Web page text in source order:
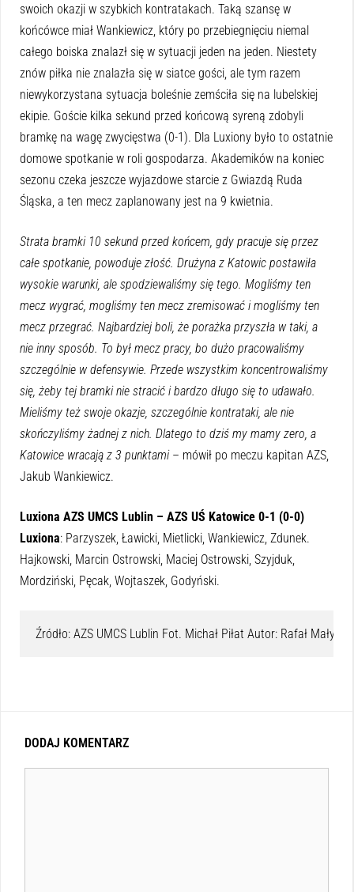
swoich okazji w szybkich kontratakach. Taką szansę w
końcówce miał Wankiewicz, który po przebiegnięciu niemal
całego boiska znalazł się w sytuacji jeden na jeden. Niestety
znów piłka nie znalazła się w siatce gości, ale tym razem
niewykorzystana sytuacja boleśnie zemściła się na lubelskiej
ekipie. Goście kilka sekund przed końcową syreną zdobyli
bramkę na wagę zwycięstwa (0-1). Dla Luxiony było to ostatnie
domowe spotkanie w roli gospodarza. Akademików na koniec
sezonu czeka jeszcze wyjazdowe starcie z Gwiazdą Ruda
Śląska, a ten mecz zaplanowany jest na 9 kwietnia.
Strata bramki 10 sekund przed końcem, gdy pracuje się przez
całe spotkanie, powoduje złość. Drużyna z Katowic postawiła
wysokie warunki, ale spodziewaliśmy się tego. Mogliśmy ten
mecz wygrać, mogliśmy ten mecz zremisować i mogliśmy ten
mecz przegrać. Najbardziej boli, że porażka przyszła w taki, a
nie inny sposób. To był mecz pracy, bo dużo pracowaliśmy
szczególnie w defensywie. Przede wszystkim koncentrowaliśmy
się, żeby tej bramki nie stracić i bardzo długo się to udawało.
Mieliśmy też swoje okazje, szczególnie kontrataki, ale nie
skończyliśmy żadnej z nich. Dlatego to dziś my mamy zero, a
Katowice wracają z 3 punktami – mówił po meczu kapitan AZS,
Jakub Wankiewicz.
Luxiona AZS UMCS Lublin – AZS UŚ Katowice 0-1 (0-0)
Luxiona: Parzyszek, Ławicki, Mietlicki, Wankiewicz, Zdunek.
Hajkowski, Marcin Ostrowski, Maciej Ostrowski, Szyjduk,
Mordziński, Pęcak, Wojtaszek, Godyński.
Źródło: AZS UMCS Lublin Fot. Michał Piłat Autor: Rafał Małys
DODAJ KOMENTARZ